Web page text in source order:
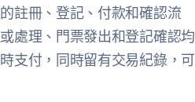
註冊、登記、付款和確認流
處理、門票發出和登記確認均
支付，同時留有交易紀錄，可